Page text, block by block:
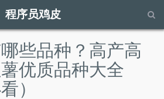
程序员鸡皮
搜索...
些品种？高产高
优质品种大全
）